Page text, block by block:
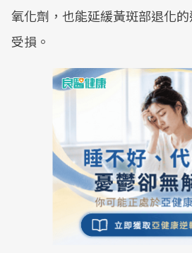
氧化劑，也能延緩黃斑部退化
受損。